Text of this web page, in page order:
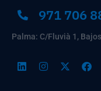
971 706
Palma: C/Fluvià 1,